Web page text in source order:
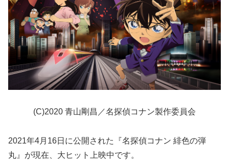
(C)2020 青山剛昌／名探偵コナン製作委員会
2021年4月16日に公開された『名探偵コナン 緋色の弾
丸』が現在、大ヒット上映中です。